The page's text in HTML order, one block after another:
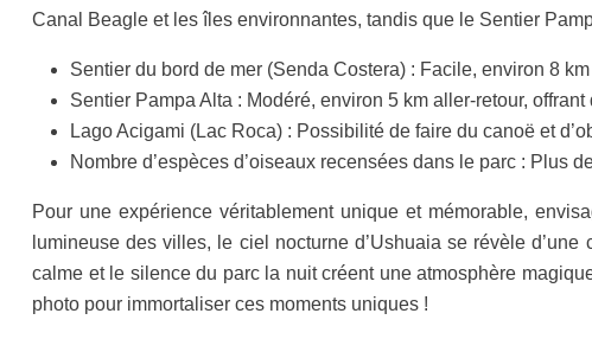
Canal Beagle et les îles environnantes, tandis que le Sentier
Sentier du bord de mer (Senda Costera) : Facile, environ 8
Sentier Pampa Alta : Modéré, environ 5 km aller-retour,
Lago Acigami (Lac Roca) : Possibilité de faire du canoë et
Nombre d’espèces d’oiseaux recensées dans le parc : Plus
Pour une expérience véritablement unique et mémorable,
lumineuse des villes, le ciel nocturne d’Ushuaia se révèle
calme et le silence du parc la nuit créent une atmosphère
photo pour immortaliser ces moments uniques !